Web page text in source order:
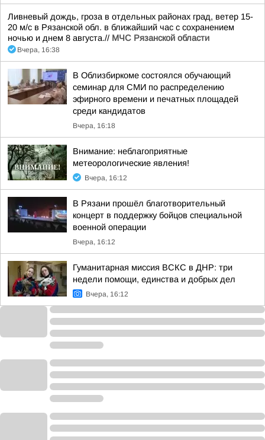
Ливневый дождь, гроза в отдельных районах град, ветер 15-
20 м/с в Рязанской обл. в ближайший час с сохранением
ночью и днем 8 августа.// МЧС Рязанской области
Вчера, 16:38
В Облизбиркоме состоялся обучающий
семинар для СМИ по распределению
эфирного времени и печатных площадей
среди кандидатов
Вчера, 16:18
Внимание: неблагоприятные
метеорологические явления!
Вчера, 16:12
В Рязани прошёл благотворительный
концерт в поддержку бойцов специальной
военной операции
Вчера, 16:12
Гуманитарная миссия ВСКС в ДНР: три
недели помощи, единства и добрых дел
Вчера, 16:12